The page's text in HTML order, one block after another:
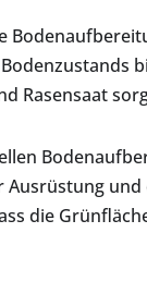
Rasensaat
die